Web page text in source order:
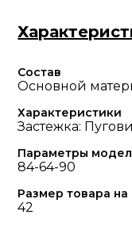
Состав
Основной
Характеристики
Застежка:
Параметры
84-64-90
Размер товара
42